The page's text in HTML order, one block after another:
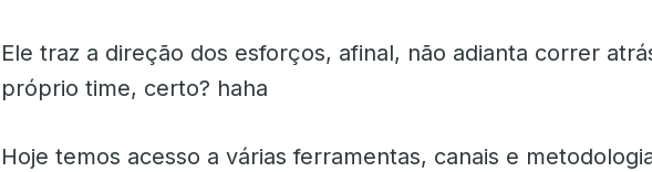
Ele traz a direção dos esforços, afinal, não adianta correr
próprio time, certo? haha
Hoje temos acesso a várias ferramentas, canais e